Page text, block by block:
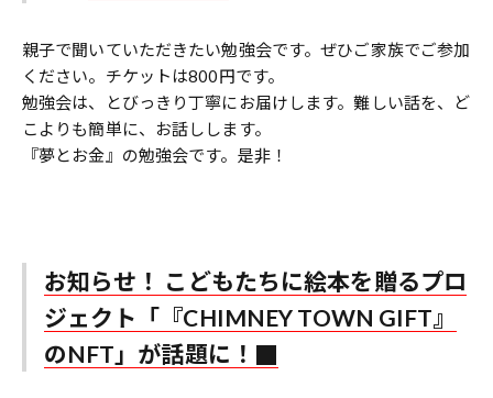
親子で聞いていただきたい勉強会です。ぜひご家族でご参加
ください。チケットは800円です。
勉強会は、とびっきり丁寧にお届けします。難しい話を、ど
こよりも簡単に、お話しします。
『夢とお金』の勉強会です。是非！
お知らせ！ こどもたちに絵本を贈るプロ
ジェクト「『CHIMNEY TOWN GIFT』
のNFT」が話題に！